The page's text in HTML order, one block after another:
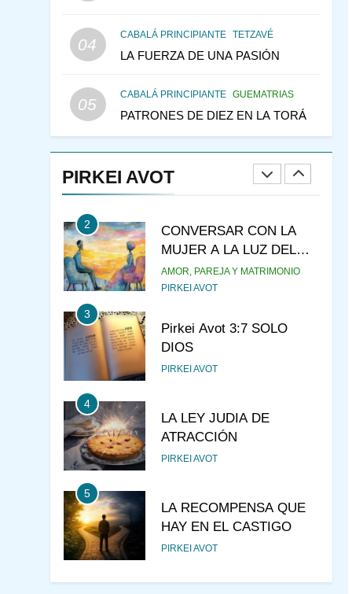
04
CABALÁ PRINCIPIANTE TETZAVÉ
LA FUERZA DE UNA PASIÓN
05
CABALÁ PRINCIPIANTE GUEMATRIAS
PATRONES DE DIEZ EN LA TORÁ
PIRKEI AVOT
147
VEAMOS ¿POR QUÉ
DE LAS MUJERES
PENSAMIENTO JUDÍO
1
JASIDUT
2
CONVERSAR CON LA
MUJER A LA LUZ DEL
JUDAÍSMO
AMOR, PAREJA Y MATRIMONIO
PIRKEI AVOT
3
Pirkei Avot 3:7 SOLO
DIOS
PIRKEI AVOT
4
LA LEY JUDIA DE
ATRACCIÓN
PIRKEI AVOT
5
LA RECOMPENSA QUE
HAY EN EL CASTIGO
PIRKEI AVOT
6